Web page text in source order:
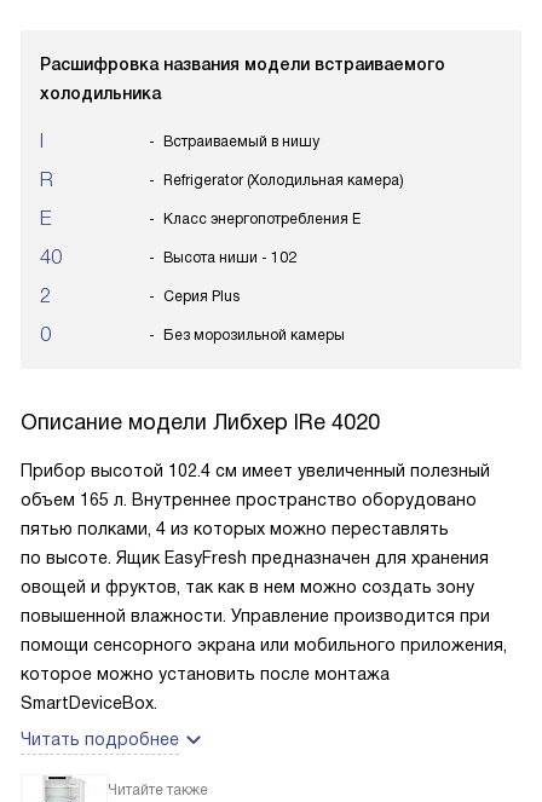
Расшифровка названия модели встраиваемого
холодильника
I Встраиваемый в нишу
R Refrigerator (Холодильная камера)
E Класс энергопотребления E
40 Высота ниши - 102
2 Серия Plus
0 Без морозильной камеры
Описание модели Либхер IRe 4020
Прибор высотой 102.4 см имеет увеличенный полезный
объем 165 л. Внутреннее пространство оборудовано
пятью полками, 4 из которых можно переставлять
по высоте. Ящик EasyFresh предназначен для хранения
овощей и фруктов, так как в нем можно создать зону
повышенной влажности. Управление производится при
помощи сенсорного экрана или мобильного приложения,
которое можно установить после монтажа
SmartDeviceBox.
Читать подробнее
Читайте также